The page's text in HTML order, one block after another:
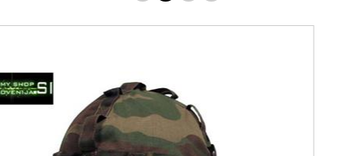
Izredno trpežen modni pas za hlače proizvajalca MFH. Pas lahko
enostavno skrajšate ter tako prilagodite svojim potrebam.
9,99 €